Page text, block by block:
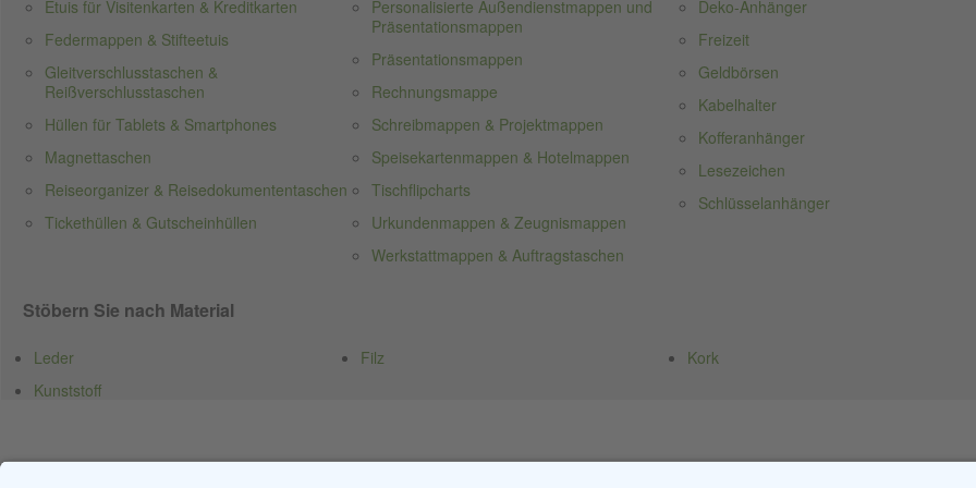
Etuis für Visitenkarten & Kreditkarten
Federmappen & Stifteetuis
Gleitverschlusstaschen &
Reißverschlusstaschen
Hüllen für Tablets & Smartphones
Magnettaschen
Reiseorganizer & Reisedokumententaschen
Tickethüllen & Gutscheinhüllen
Personalisierte Außendienstmappen und
Präsentationsmappen
Präsentationsmappen
Rechnungsmappe
Schreibmappen & Projektmappen
Speisekartenmappen & Hotelmappen
Tischflipcharts
Urkundenmappen & Zeugnismappen
Werkstattmappen & Auftragstaschen
Deko-Anhänger
Freizeit
Geldbörsen
Kabelhalter
Kofferanhänger
Lesezeichen
Schlüsselanhänger
Stöbern Sie nach Material
Leder Filz Kork
Kunststoff